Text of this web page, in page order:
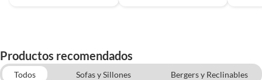
Productos recomendados
Todos Sofas y Sillones
Bergers y Reclinables